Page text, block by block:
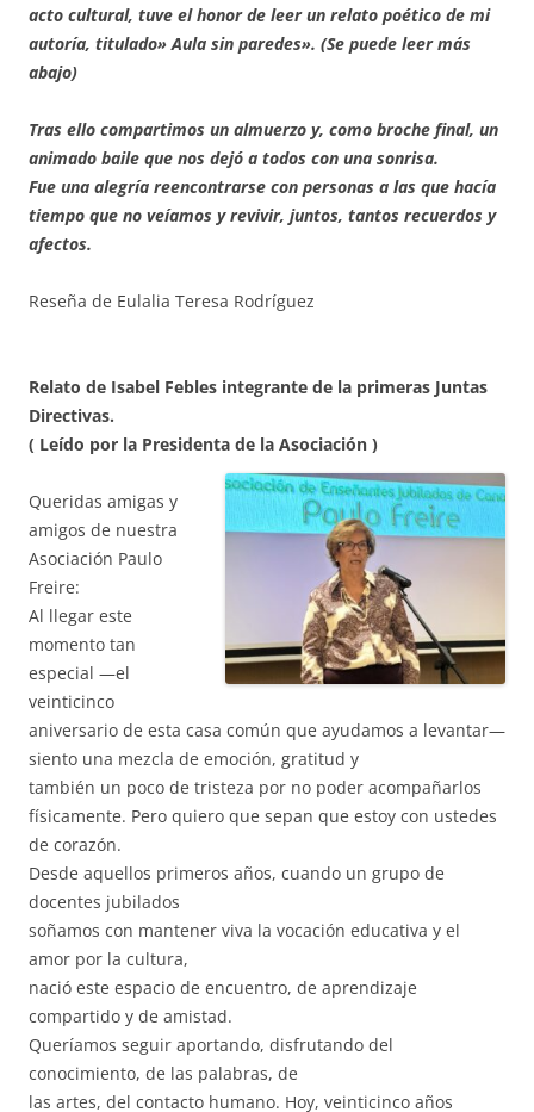
acto cultural, tuve el honor de leer un relato poético de mi
autoría, titulado» Aula sin paredes». (Se puede leer más
abajo)
Tras ello compartimos un almuerzo y, como broche final, un
animado baile que nos dejó a todos con una sonrisa.
Fue una alegría reencontrarse con personas a las que hacía
tiempo que no veíamos y revivir, juntos, tantos recuerdos y
afectos.
Reseña de Eulalia Teresa Rodríguez
Relato de Isabel Febles integrante de la primeras Juntas
Directivas.
( Leído por la Presidenta de la Asociación )
Queridas amigas y
amigos de nuestra
Asociación Paulo
Freire:
Al llegar este
momento tan
especial —el
veinticinco
aniversario de esta casa común que ayudamos a levantar—
siento una mezcla de emoción, gratitud y
también un poco de tristeza por no poder acompañarlos
físicamente. Pero quiero que sepan que estoy con ustedes
de corazón.
Desde aquellos primeros años, cuando un grupo de
docentes jubilados
soñamos con mantener viva la vocación educativa y el
amor por la cultura,
nació este espacio de encuentro, de aprendizaje
compartido y de amistad.
Queríamos seguir aportando, disfrutando del
conocimiento, de las palabras, de
las artes, del contacto humano. Hoy, veinticinco años